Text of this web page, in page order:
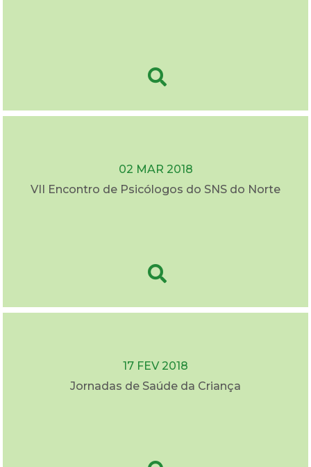
02 MAR 2018
VII Encontro de Psicólogos do SNS do Norte
17 FEV 2018
Jornadas de Saúde da Criança